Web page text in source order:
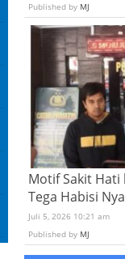
Published by MJ
Motif Sakit Hati
Tega Habisi
Juli 5, 2026 10:21 am
Published by MJ